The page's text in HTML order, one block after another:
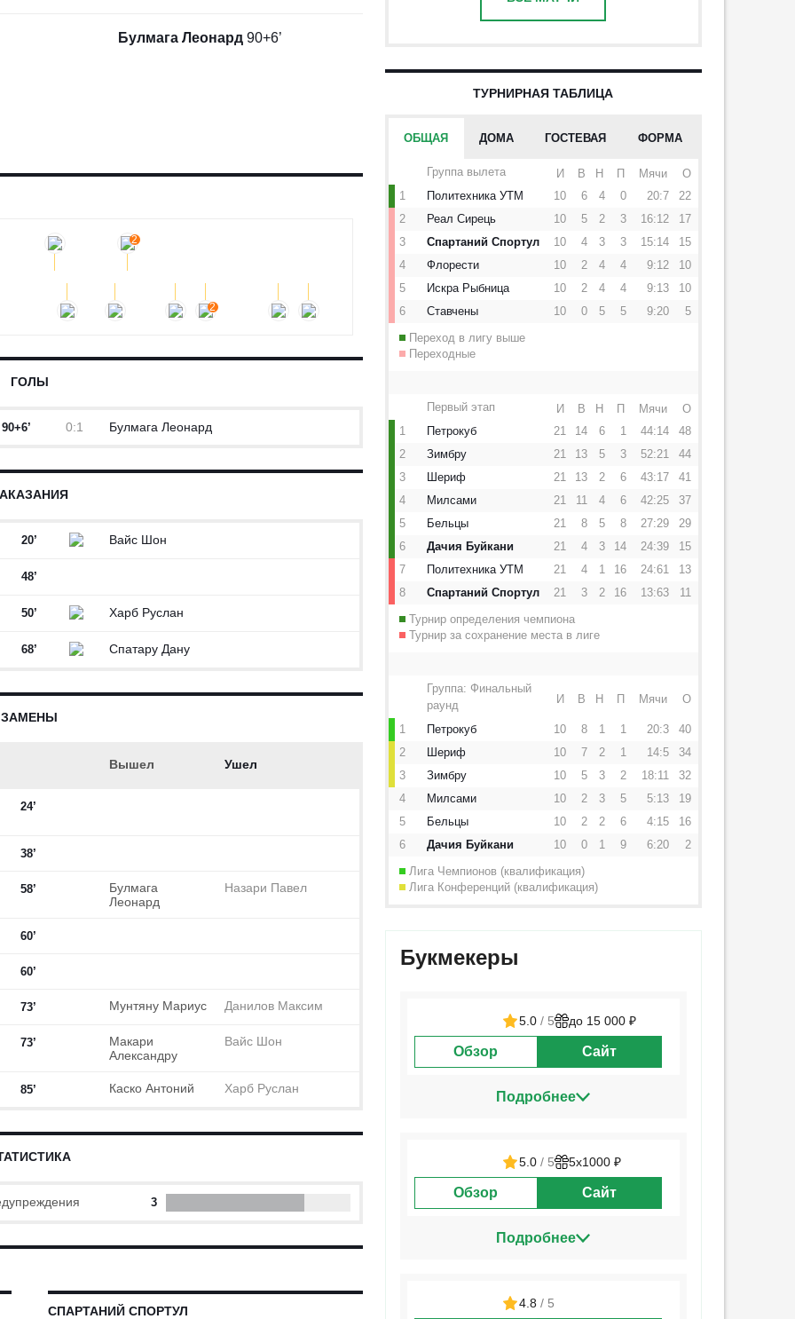
ТУРНИРНАЯ ТАБЛИЦА
ОБЩАЯ ДОМА ГОСТЕВАЯ ФОРМА
Группа вылета И В Н П Мячи
О
1
Политехника УТМ 10 6 4 0 20:7
22
2
Реал Сирець 10 5 2 3 16:12
17
3
Спартаний Спортул 10 4 3 3 15:14
15
4
Флорести 10 2 4 4 9:12
10
5
Искра Рыбница 10 2 4 4 9:13
10
6
Ставчены 10 0 5 5 9:20
5
Переход в лигу выше
Переходные
Первый этап И В Н П Мячи
О
1
Петрокуб 21 14 6 1 44:14
48
2
Зимбру 21 13 5 3 52:21
44
3
Шериф 21 13 2 6 43:17
41
4
Милсами 21 11 4 6 42:25
37
5
Бельцы 21 8 5 8 27:29
29
6
Дачия Буйкани 21 4 3 14 24:39
15
7
Политехника УТМ 21 4 1 16 24:61
13
8
Спартаний Спортул 21 3 2 16 13:63
11
Турнир определения чемпиона
Турнир за сохранение места в лиге
Группа: Финальный
раунд
И В Н П Мячи О
1 Петрокуб 10 8 1 1 20:3
40
2
Шериф 10 7 2 1 14:5
34
3
Зимбру 10 5 3 2 18:11
32
4
Милсами 10 2 3 5 5:13
19
5
Бельцы 10 2 2 6 4:15
16
6
Дачия Буйкани 10 0 1 9 6:20
2
Лига Чемпионов (квалификация)
Лига Конференций (квалификация)
Букмекеры
5.0 / 5 до 15 000 ₽
Обзор Сайт
Подробнее
5.0 / 5 5х1000 ₽
Обзор Сайт
Подробнее
4.8 / 5
Булмага Леонард90+6’
2
2
ГОЛЫ
90+6’ 0:1 Булмага Леонард
20’ Вайс Шон
48’
50’ Харб Руслан
68’ Спатару Дану
ЗАМЕНЫ
Вышел Ушел
24’
38’
58’
Булмага
Леонард
Назари Павел
60’
60’
73’ Мунтяну Мариус Данилов Максим
73’
Макари
Александру
Вайс Шон
85’ Каско Антоний Харб Руслан
3
СПАРТАНИЙ СПОРТУЛ